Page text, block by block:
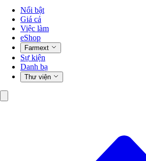
Nổi bật
Giá cả
Việc làm
eShop
Farmext
Sự kiện
Danh bạ
Thư viện